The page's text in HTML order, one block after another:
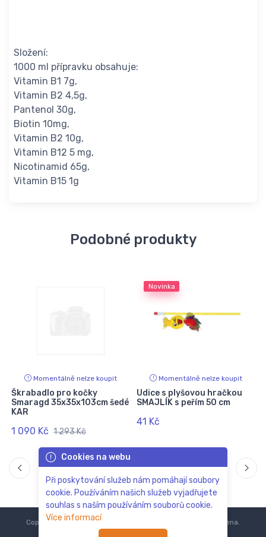
Složení:
1000 ml přípravku obsahuje:
Vitamin B1 7g,
Vitamin B2 4,5g,
Pantenol 30g,
Biotin 10mg,
Vitamin B2 10g,
Vitamin B12 5 mg,
Nicotinamid 65g,
Vitamin B15 1g
Podobné produkty
Momentálně nelze koupit
Škrabadlo pro kočky
Smaragd 35x35x103cm šedé
KAR
1 090 Kč 1 293 Kč
Novinka
Momentálně nelze koupit
Udice s plyšovou hračkou
SMAJLÍK s peřím 50 cm
41 Kč
Cookies na webu
Při poskytování služeb nám pomáhají soubory
cookie. Používáním našich služeb vyjadřujete
souhlas s naším používáním souborů cookie.
Více informací
Copyright © 2018-2024 Všechna práva vyhrazena.